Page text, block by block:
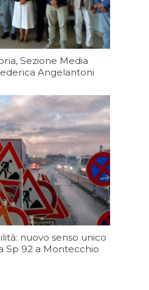
Sezione Media
Angelantoni
nuovo senso unico
Sp 92 a Montecchio